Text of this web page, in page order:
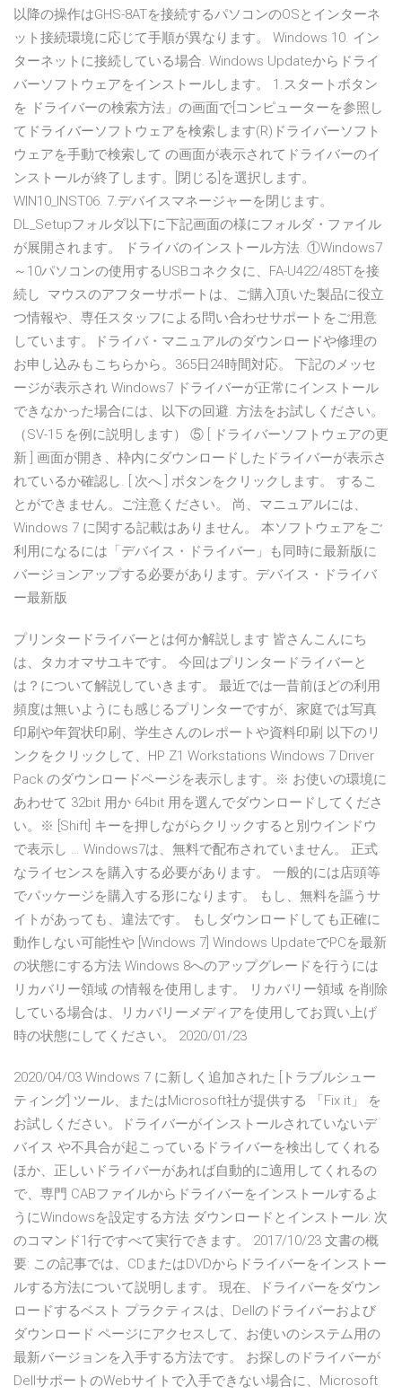
以降の操作はGHS-8ATを接続するパソコンのOSとインターネ
ット接続環境に応じて手順が異なります。 Windows 10. イン
ターネットに接続している場合. Windows Updateからドライ
バーソフトウェアをインストールします。 1.スタートボタン
を ドライバーの検索方法」の画面で[コンピューターを参照し
てドライバーソフトウェアを検索します(R)ドライバーソフト
ウェアを手動で検索して の画面が表示されてドライバーのイ
ンストールが終了します。[閉じる]を選択します。
WIN10_INST06. 7.デバイスマネージャーを閉じます。
DL_Setupフォルダ以下に下記画面の様にフォルダ・ファイル
が展開されます。 ドライバのインストール方法. ①Windows7
～10パソコンの使用するUSBコネクタに、FA-U422/485Tを接
続し マウスのアフターサポートは、ご購入頂いた製品に役立
つ情報や、専任スタッフによる問い合わせサポートをご用意
しています。ドライバ・マニュアルのダウンロードや修理の
お申し込みもこちらから。365日24時間対応。 下記のメッセ
ージが表示され Windows7 ドライバーが正常にインストール
できなかった場合には、以下の回避. 方法をお試しください。
（SV-15 を例に説明します） ⑤ [ ドライバーソフトウェアの更
新 ] 画面が開き、枠内にダウンロードしたドライバーが表示さ
れているか確認し. [ 次へ ] ボタンをクリックします。 するこ
とができません。ご注意ください。 尚、マニュアルには、
Windows 7 に関する記載はありません。 本ソフトウェアをご
利用になるには「デバイス・ドライバー」も同時に最新版に
バージョンアップする必要があります。デバイス・ドライバ
ー最新版
プリンタードライバーとは何か解説します 皆さんこんにち
は、タカオマサユキです。 今回はプリンタードライバーと
は？について解説していきます。 最近では一昔前ほどの利用
頻度は無いようにも感じるプリンターですが、家庭では写真
印刷や年賀状印刷、学生さんのレポートや資料印刷 以下のリ
ンクをクリックして、HP Z1 Workstations Windows 7 Driver
Pack のダウンロードページを表示します。※ お使いの環境に
あわせて 32bit 用か 64bit 用を選んでダウンロードしてくださ
い。※ [Shift] キーを押しながらクリックすると別ウインドウ
で表示し … Windows7は、無料で配布されていません。 正式
なライセンスを購入する必要があります。 一般的には店頭等
でパッケージを購入する形になります。 もし、無料を謳うサ
イトがあっても、違法です。 もしダウンロードしても正確に
動作しない可能性や [Windows 7] Windows UpdateでPCを最新
の状態にする方法 Windows 8へのアップグレードを行うには
リカバリー領域 の情報を使用します。 リカバリー領域 を削除
している場合は、リカバリーメディアを使用してお買い上げ
時の状態にしてください。 2020/01/23
2020/04/03 Windows 7 に新しく追加された [トラブルシュー
ティング] ツール、またはMicrosoft社が提供する 「Fix it」 を
お試しください。ドライバーがインストールされていないデ
バイス や不具合が起こっているドライバーを検出してくれる
ほか、正しいドライバーがあれば自動的に適用してくれるの
で、専門 CABファイルからドライバーをインストールするよ
うにWindowsを設定する方法 ダウンロードとインストール: 次
のコマンド1行ですべて実行できます。 2017/10/23 文書の概
要: この記事では、CDまたはDVDからドライバーをインストー
ルする方法について説明します。 現在、ドライバーをダウン
ロードするベスト プラクティスは、Dellのドライバーおよび
ダウンロード ページにアクセスして、お使いのシステム用の
最新バージョンを入手する方法です。 お探しのドライバーが
DellサポートのWebサイトで入手できない場合に、Microsoft